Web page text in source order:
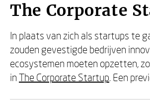
The Corporate
In plaats van zich als startups te
zouden gevestigde bedrijven
ecosystemen moeten opzetten,
in The Corporate Startup. Een